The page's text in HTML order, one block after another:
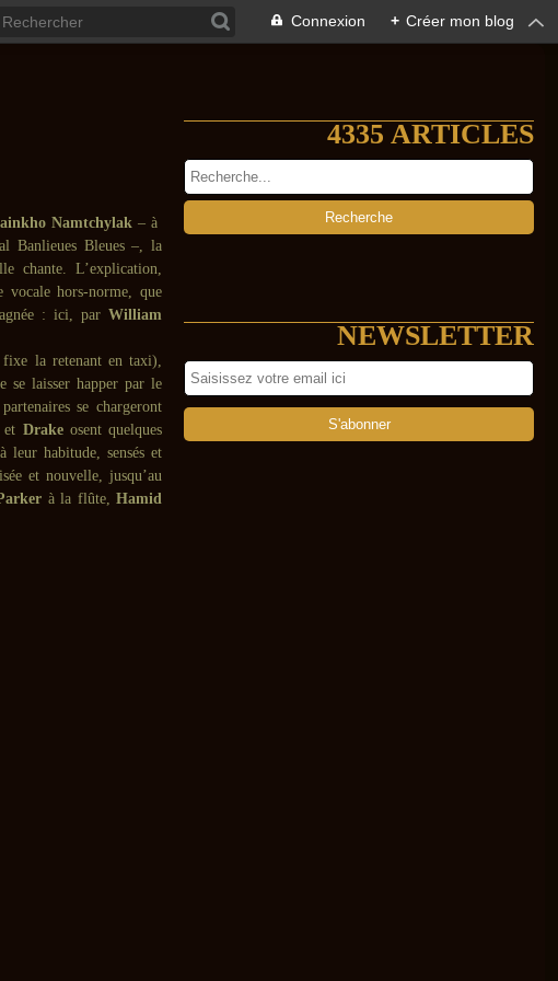
Connexion + Créer mon blog
Namtchylak– à
Banlieues Bleues –, la
chante. L’explication,
hors-norme, que
: ici, par William
la retenant en taxi),
se laisser happer par le
se chargeront
et Drakeosent quelques
leur habitude, sensés et
et nouvelle, jusqu’au
à la flûte,Hamid
4335 ARTICLES
NEWSLETTER